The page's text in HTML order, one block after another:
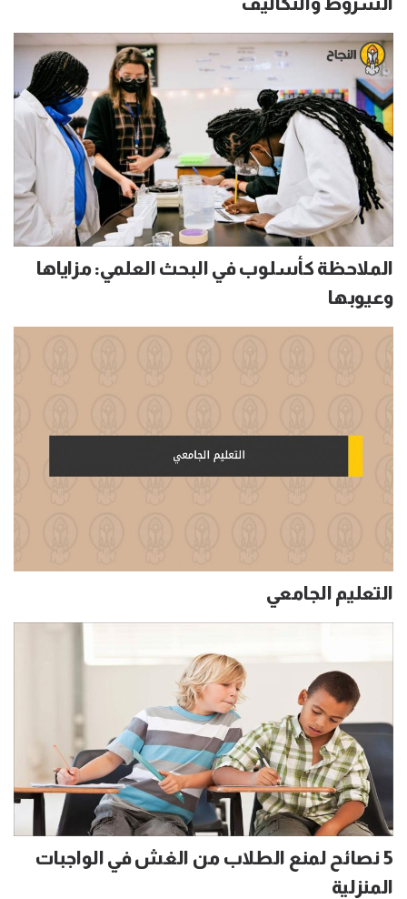
الملاحظة كأسلوب في البحث العلمي: مزاياها
وعيوبها
التعليم الجامعي
5 نصائح لمنع الطلاب من الغش في الواجبات
المنزلية